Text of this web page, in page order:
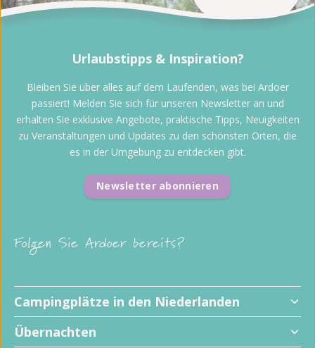
Folgen Sie Ardoer bereits?
Campingplätze in den Niederlanden
Übernachten
Urlaubstipps & Inspiration?
Bleiben Sie über alles auf dem Laufenden, was bei Ardoer
passiert! Melden Sie sich für unseren Newsletter an und
erhalten Sie exklusive Angebote, praktische Tipps, Neuigkeiten
zu Veranstaltungen und Updates zu den schönsten Orten, die
es in der Umgebung zu entdecken gibt.
Newsletter abonnieren